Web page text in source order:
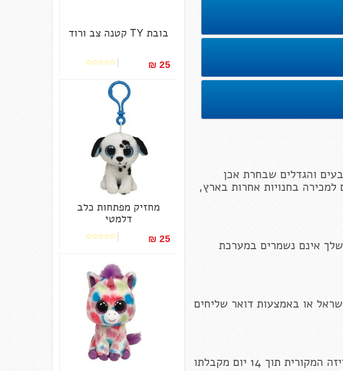
בובת TY קטנה צב ורוד
25 ₪‎
מחזיק מפתחות כלב
דלמטי
25 ₪‎
והגדלים שבחרת אכן
למכירה בחנויות אחרות בארץ,
אינם נשמרים במערכת
או באמצעות דואר שליחים
14 יום מקבלתו